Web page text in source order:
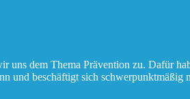
uns dem Thema Prävention zu. Dafür
und beschäftigt sich schwerpunktmäßig